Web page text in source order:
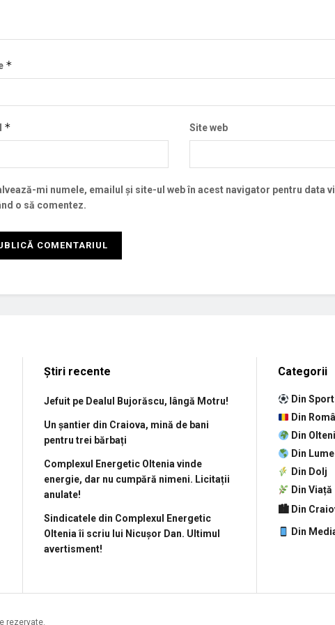
*
* Site web
mi numele, emailul și site-ul web în acest navigator pentru data
o să comentez.
Știri recente
Jefuit pe Dealul Bujorăscu, lângă Motru!
Un șantier din Craiova, mină de bani
pentru trei bărbați
Complexul Energetic Oltenia vinde
energie, dar nu cumpără nimeni. Licitații
anulate!
Sindicatele din Complexul Energetic
Oltenia îi scriu lui Nicușor Dan. Ultimul
avertisment!
Categorii
Din Sport
Din
Din
Din Lume
Din Dolj
Din Viață
🏙 Din
Din
rezervate.